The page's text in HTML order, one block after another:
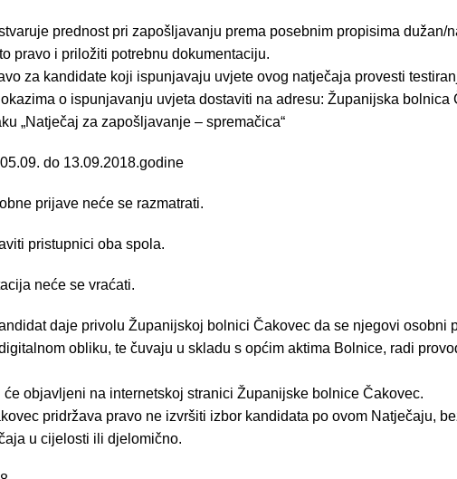
prednost pri zapošljavanju prema posebnim propisima dužan/
pravo i priložiti potrebnu dokumentaciju.
za kandidate koji ispunjavaju uvjete ovog natječaja provesti
o ispunjavanju uvjeta dostaviti na adresu: Županijska bolnica
„Natječaj za zapošljavanje – spremačica“
do 13.09.2018.godine
prijave neće se razmatrati.
pristupnici oba spola.
neće se vraćati.
daje privolu Županijskoj bolnici Čakovec da se njegovi osobni
obliku, te čuvaju u skladu s općim aktima Bolnice, radi
objavljeni na internetskoj stranici Županijske bolnice Čakovec.
pridržava pravo ne izvršiti izbor kandidata po ovom Natječaju,
u cijelosti ili djelomično.